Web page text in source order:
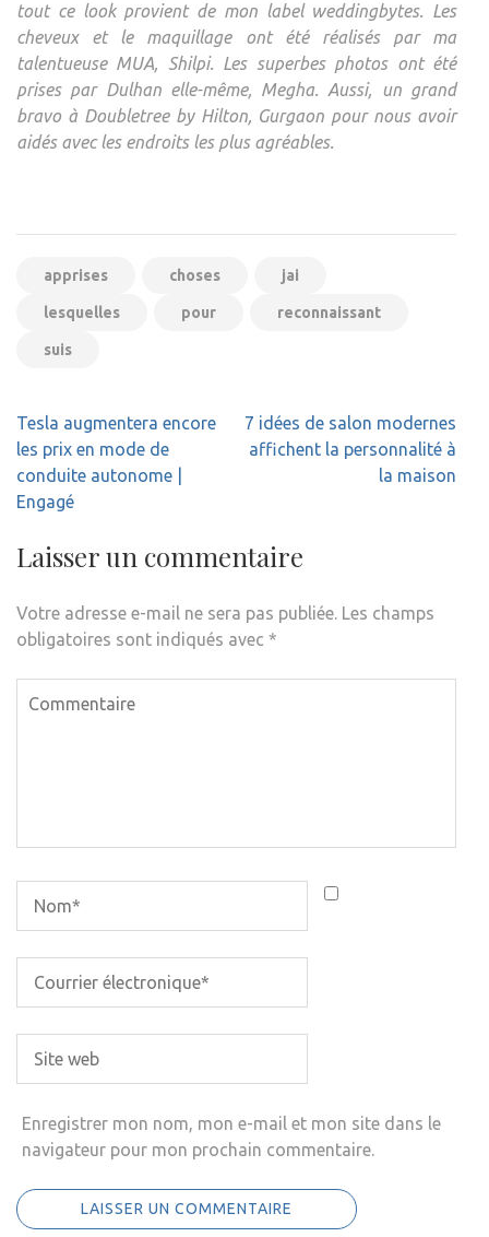
tout ce look provient de mon label weddingbytes. Les
cheveux et le maquillage ont été réalisés par ma
talentueuse MUA, Shilpi. Les superbes photos ont été
prises par Dulhan elle-même, Megha. Aussi, un grand
bravo à Doubletree by Hilton, Gurgaon pour nous avoir
aidés avec les endroits les plus agréables.
apprises choses jai
lesquelles pour reconnaissant
suis
Navigation
de
l’article
Tesla augmentera encore
les prix en mode de
conduite autonome |
Engagé
7 idées de salon modernes
affichent la personnalité à
la maison
Laisser un commentaire
Votre adresse e-mail ne sera pas publiée. Les champs
obligatoires sont indiqués avec *
Enregistrer mon nom, mon e-mail et mon site dans le
navigateur pour mon prochain commentaire.